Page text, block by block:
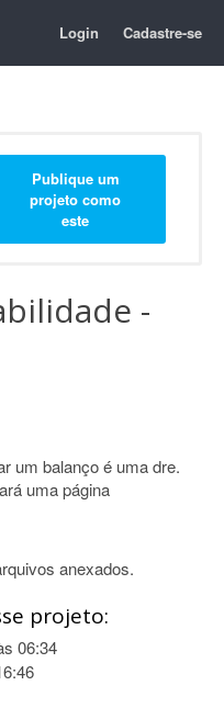
Login Cadastre-se
Publique um
projeto como
este
-
um balanço é uma dre.
uma página
anexados.
projeto:
06:34